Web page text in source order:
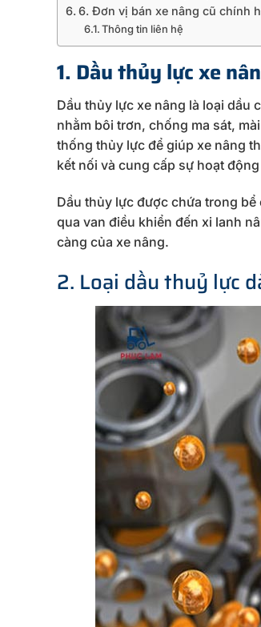
6. Đơn vị bán xe nâng cũ chính
Thông tin liên hệ
1. Dầu thủy lực xe
Dầu thủy lực xe nâng là loại
nhằm bôi trơn, chống ma sát,
thống thủy lực để giúp xe nâng
kết nối và cung cấp sự hoạt
Dầu thủy lực được chứa trong
qua van điều khiển đến xi lanh
càng của xe nâng.
2. Loại dầu thuỷ lực